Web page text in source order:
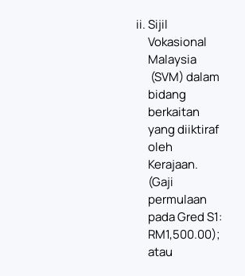
Sijil
Vokasional
Malaysia
(SVM) dalam
bidang
berkaitan
yang diiktiraf
oleh
Kerajaan.
(Gaji
permulaan
pada Gred S1:
RM1,500.00);
atau